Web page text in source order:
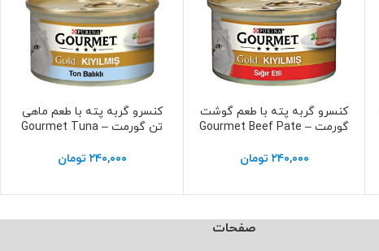
افزودن به سبد خرید
کنسرو گربه پته با طعم گوشت
گورمت – Gourmet Beef Pate
۲۴۰,۰۰۰ تومان
افزودن به سبد خرید
کنسرو گربه پته با طعم ماهی
تن گورمت – Gourmet Tuna
۲۴۰,۰۰۰ تومان
صفحات